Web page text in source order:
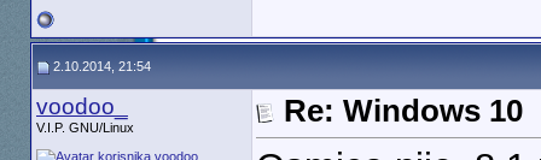
2.10.2014, 21:54
voodoo_
V.I.P. GNU/Linux Re: Windows 10